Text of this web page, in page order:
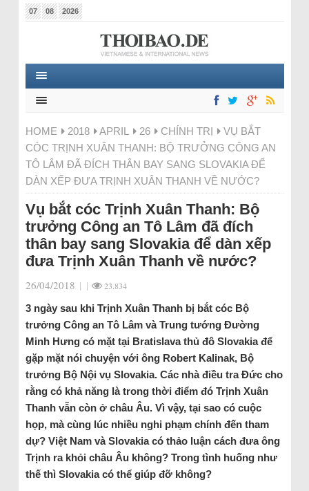
07 08 2026
HOME 2018 APRIL 26 CHÍNH TRỊ
VỤ BẮT
CÓC TRỊNH XUÂN THANH: BỘ TRƯỞNG CÔNG AN
TÔ LÂM ĐÃ ĐÍCH THÂN BAY SANG SLOVAKIA ĐỂ
DÀN XẾP ĐƯA TRỊNH XUÂN THANH VỀ NƯỚC?
Vụ bắt cóc Trịnh Xuân Thanh: Bộ
trưởng Công an Tô Lâm đã đích
thân bay sang Slovakia để dàn xếp
đưa Trịnh Xuân Thanh về nước?
26/04/2018 | | 23.834
3 ngày sau khi Trịnh Xuân Thanh bị bắt cóc Bộ
trưởng Công an Tô Lâm và Trung tướng Đường
Minh Hưng có mặt tại Bratislava thủ đô Slovakia để
gặp mặt nói chuyện với ông Robert Kalinak, Bộ
trưởng Bộ Nội vụ Slovakia. Các nhà điều tra Đức cho
rằng có khả năng là trong thời điểm đó Trịnh Xuân
Thanh vẫn còn ở châu Âu. Vì vậy, tại sao có cuộc
họp, mà cùng lúc nhiều nghi phạm chính đến tham
dự? Việt Nam và Slovakia có thảo luận cách đưa ông
Trịnh ra khỏi châu Âu không? Trong tình huống như
thế thì Slovakia có thể giúp đỡ không?